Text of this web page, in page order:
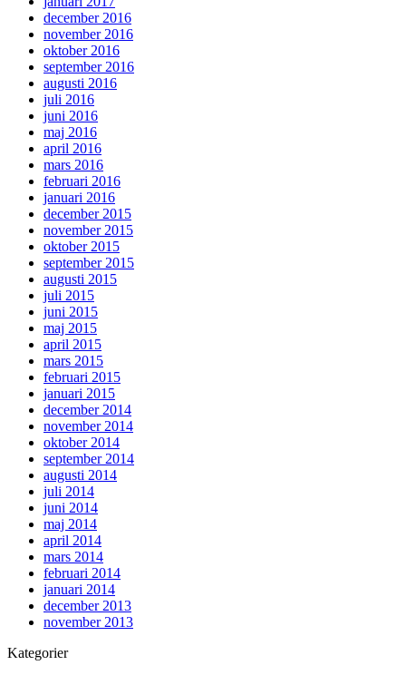
december 2016
november 2016
oktober 2016
september 2016
augusti 2016
juli 2016
juni 2016
maj 2016
april 2016
mars 2016
februari 2016
januari 2016
december 2015
november 2015
oktober 2015
september 2015
augusti 2015
juli 2015
juni 2015
maj 2015
april 2015
mars 2015
februari 2015
januari 2015
december 2014
november 2014
oktober 2014
september 2014
augusti 2014
juli 2014
juni 2014
maj 2014
april 2014
mars 2014
februari 2014
januari 2014
december 2013
november 2013
Kategorier